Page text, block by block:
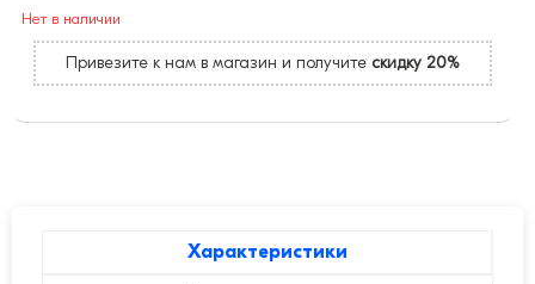
Нет в наличии
Привезите к нам в магазин и получите скидку 20%
Характеристики